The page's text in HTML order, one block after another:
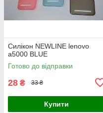
Силікон NEWLINE lenovo
a5000 BLUE
Готово до відправки
28 ₴ 33 ₴
Купити